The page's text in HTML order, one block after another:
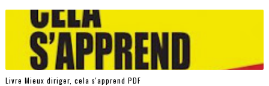
Livre Mieux diriger, cela s'apprend PDF